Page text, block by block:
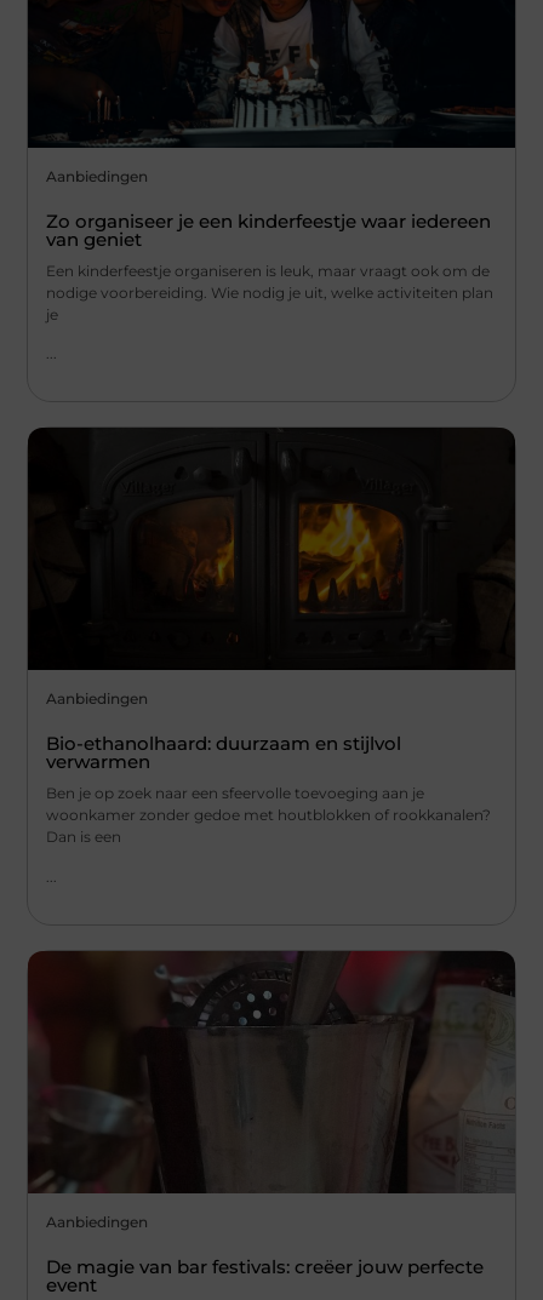
Aanbiedingen
Zo organiseer je een kinderfeestje waar iedereen
van geniet
Een kinderfeestje organiseren is leuk, maar vraagt ook om de
nodige voorbereiding. Wie nodig je uit, welke activiteiten plan
je
...
Aanbiedingen
Bio-ethanolhaard: duurzaam en stijlvol
verwarmen
Ben je op zoek naar een sfeervolle toevoeging aan je
woonkamer zonder gedoe met houtblokken of rookkanalen?
Dan is een
Aanbiedingen
De magie van bar festivals: creëer jouw perfecte
event